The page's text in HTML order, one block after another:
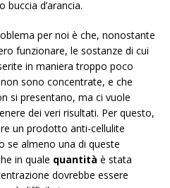
buccia d’arancia.
per noi è che, nonostante
funzionare, le sostanze di cui
in maniera troppo poco
sono concentrate, e che
si presentano, ma ci vuole
dei veri risultati. Per questo,
un prodotto anti-cellulite
se almeno una di queste
in quale quantità è stata
dovrebbe essere